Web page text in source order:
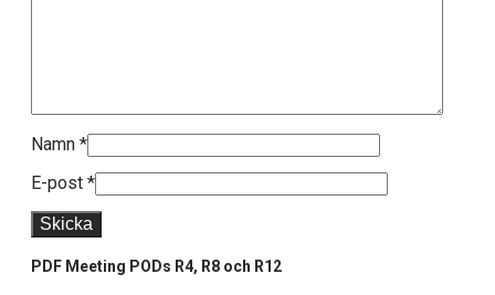
Namn *
E-post *
PDF Meeting PODs R4, R8 och R12